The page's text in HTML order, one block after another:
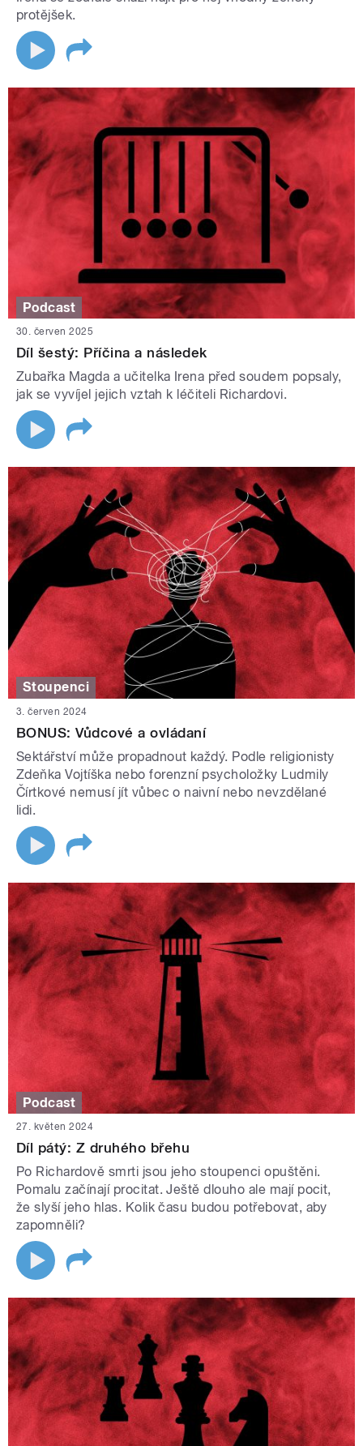
protějšek.
Podcast
30. červen 2025
Díl šestý: Příčina a následek
Zubařka Magda a učitelka Irena před soudem popsaly,
jak se vyvíjel jejich vztah k léčiteli Richardovi.
Stoupenci
3. červen 2024
BONUS: Vůdcové a ovládaní
Sektářství může propadnout každý. Podle religionisty
Zdeňka Vojtíška nebo forenzní psycholožky Ludmily
Čírtkové nemusí jít vůbec o naivní nebo nevzdělané
lidi.
Podcast
27. květen 2024
Díl pátý: Z druhého břehu
Po Richardově smrti jsou jeho stoupenci opuštěni.
Pomalu začínají procitat. Ještě dlouho ale mají pocit,
že slyší jeho hlas. Kolik času budou potřebovat, aby
zapomněli?